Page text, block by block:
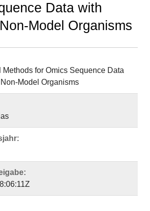
Data with
Model Organisms
for Omics Sequence Data
Model Organisms